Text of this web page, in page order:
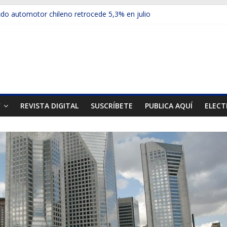
automotor chileno retrocede 5,3% en julio
REVISTA DIGITAL SUSCRÍBETE PUBLICA AQUÍ